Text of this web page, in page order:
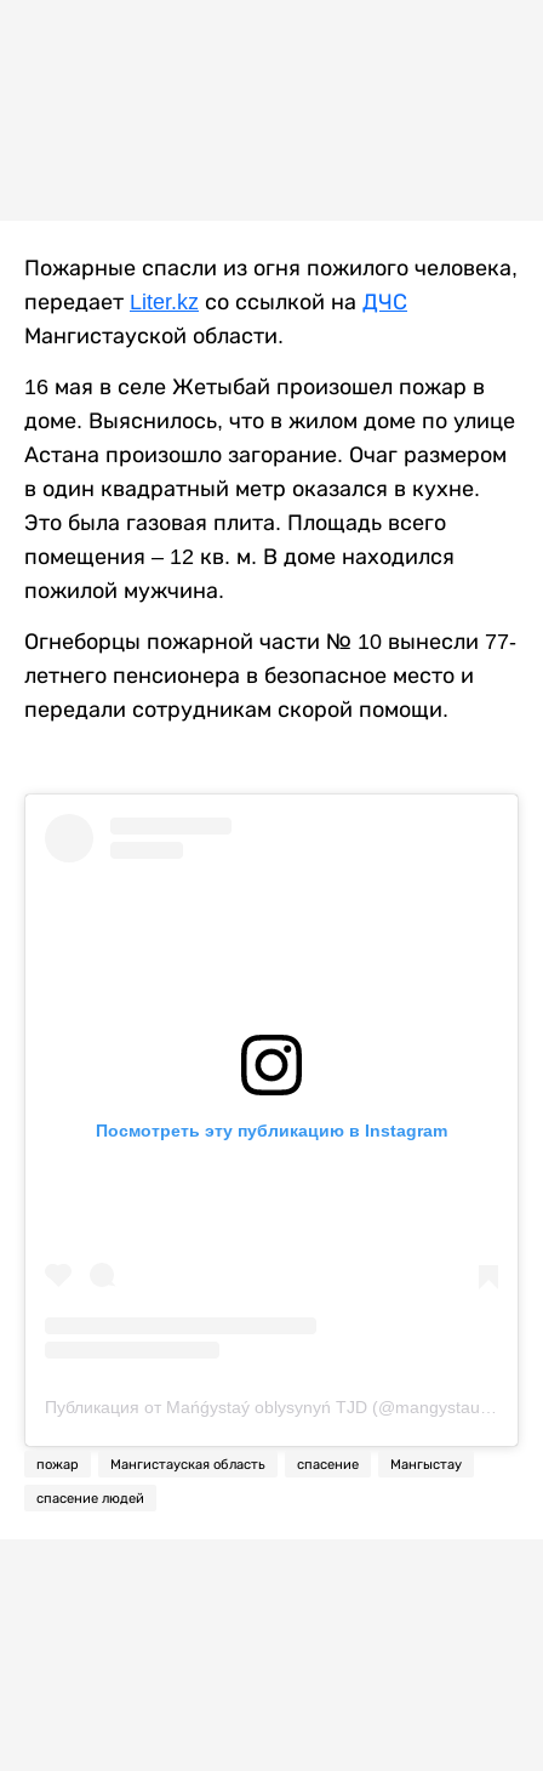
Пожарные спасли из огня пожилого человека,
передает Liter.kz со ссылкой на ДЧС
Мангистауской области.
16 мая в селе Жетыбай произошел пожар в
доме. Выяснилось, что в жилом доме по улице
Астана произошло загорание. Очаг размером
в один квадратный метр оказался в кухне.
Это была газовая плита. Площадь всего
помещения – 12 кв. м. В доме находился
пожилой мужчина.
Огнеборцы пожарной части № 10 вынесли 77-
летнего пенсионера в безопасное место и
передали сотрудникам скорой помощи.
Посмотреть эту публикацию в Instagram
пожар Мангистауская область спасение Мангыстау
спасение людей